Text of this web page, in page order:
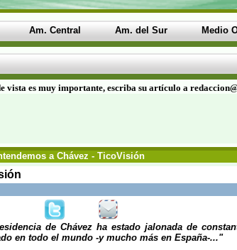
Am. Central Am. del Sur Medio
vista es muy importante, escriba su artículo a
a Chávez - TicoVisión
de Chávez ha estado jalonada de
en todo el mundo -y mucho más en España-..."